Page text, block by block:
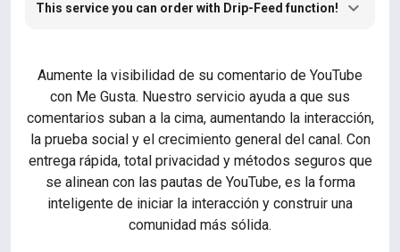
This service you can order with Drip-Feed function!
Aumente la visibilidad de su comentario de YouTube
con Me Gusta. Nuestro servicio ayuda a que sus
comentarios suban a la cima, aumentando la interacción,
la prueba social y el crecimiento general del canal. Con
entrega rápida, total privacidad y métodos seguros que
se alinean con las pautas de YouTube, es la forma
inteligente de iniciar la interacción y construir una
comunidad más sólida.